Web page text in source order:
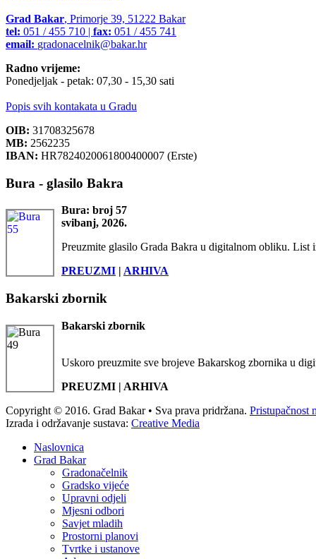
Grad Bakar, Primorje 39, 51222 Bakar
tel: 051 / 455 710 | fax: 051 / 455 741
email: gradonacelnik@bakar.hr
Radno vrijeme:
Ponedjeljak - petak: 07,30 - 15,30 sati
Popis svih kontakata u Gradu
OIB: 31708325678
MB: 2562235
IBAN: HR7824020061800400007 (Erste)
Bura - glasilo Bakra
Bura: broj 57
svibanj, 2026.
Preuzmite glasilo Grada Bakra u digitalnom obliku. List
PREUZMI | ARHIVA
Bakarski zbornik
Bakarski zbornik
Uskoro preuzmite sve brojeve Bakarskog zbornika u
PREUZMI | ARHIVA
Copyright © 2016. Grad Bakar • Sva prava pridržana. Pristupačnost
Izrada i održavanje sustava: Creative Media
Naslovnica
Grad Bakar
Gradonačelnik
Gradsko vijeće
Upravni odjeli
Mjesni odbori
Savjet mladih
Prostorni planovi
Tvrtke i ustanove